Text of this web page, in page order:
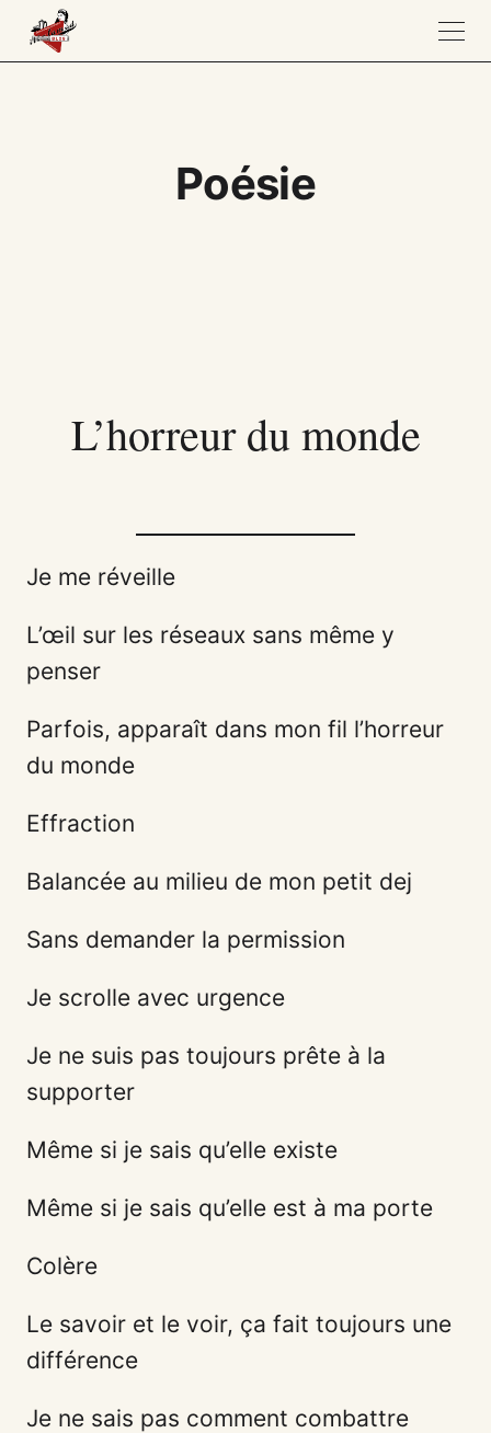
Poésie
L’horreur du monde
Je me réveille
L’œil sur les réseaux sans même y
penser
Parfois, apparaît dans mon fil l’horreur
du monde
Effraction
Balancée au milieu de mon petit dej
Sans demander la permission
Je scrolle avec urgence
Je ne suis pas toujours prête à la
supporter
Même si je sais qu’elle existe
Même si je sais qu’elle est à ma porte
Colère
Le savoir et le voir, ça fait toujours une
différence
Je ne sais pas comment combattre